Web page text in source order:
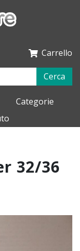
Carrello
Cerca
Categorie